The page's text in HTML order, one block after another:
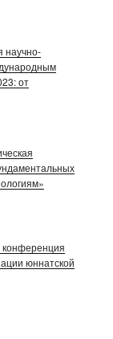
научно-
от
конференция
юннатской